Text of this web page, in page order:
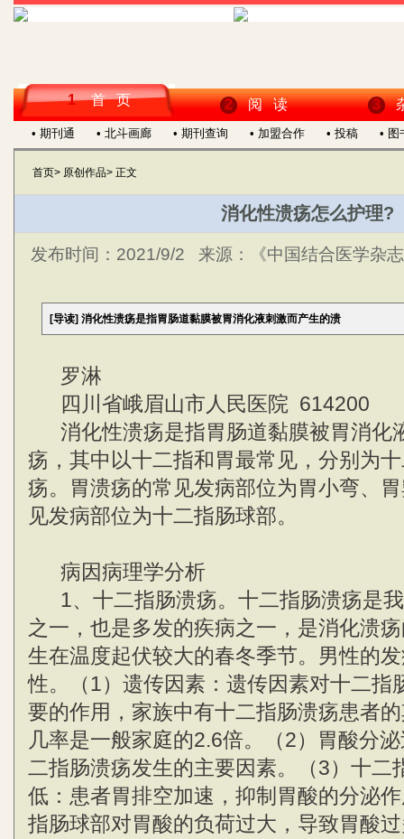
1 首 页 2 阅 读 3
• 期刊通 • 北斗画廊 • 期刊查询 • 加盟合作 • 投稿 • 图
首页> 原创作品> 正文
消化性溃疡怎么护理?
发布时间： 2021/9/2 来源： 《中国结合医学杂
[导读] 消化性溃疡是指胃肠道黏膜被胃消化液刺激而产生的溃
罗淋
四川省峨眉山市人民医院 614200
消化性溃疡是指胃肠道黏膜被胃消化
疡，其中以十二指和胃最常见，分别为
疡。胃溃疡的常见发病部位为胃小弯、
见发病部位为十二指肠球部。
病因病理学分析
1、十二指肠溃疡。十二指肠溃疡是
之一，也是多发的疾病之一，是消化溃
生在温度起伏较大的春冬季节。男性的
性。（1）遗传因素：遗传因素对十二指
要的作用，家族中有十二指肠溃疡患者
几率是一般家庭的2.6倍。（2）胃酸分
二指肠溃疡发生的主要因素。（3）十二
低：患者胃排空加速，抑制胃酸的分泌
指肠球部对胃酸的负荷过大，导致胃酸